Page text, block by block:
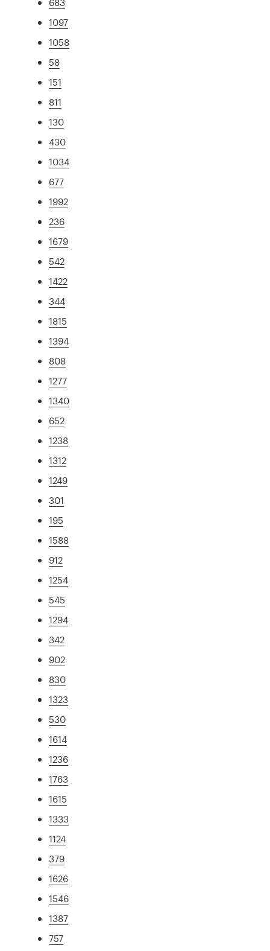
1097
1058
58
151
811
130
430
1034
677
1992
236
1679
542
1422
344
1815
1394
808
1277
1340
652
1238
1312
1249
301
195
1588
912
1254
545
1294
342
902
830
1323
530
1614
1236
1763
1615
1333
1124
379
1626
1546
1387
757